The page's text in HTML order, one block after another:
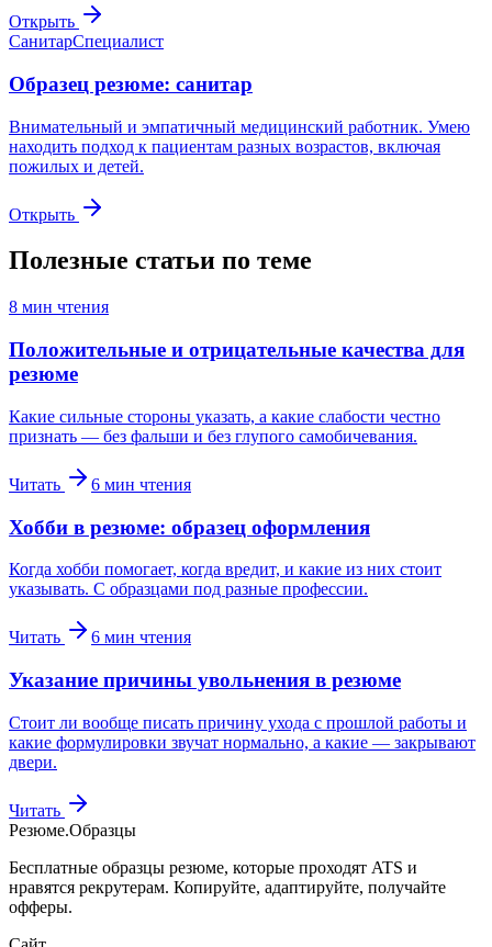
Открыть
СанитарСпециалист
Образец резюме: санитар
Внимательный и эмпатичный медицинский работник. Умею
находить подход к пациентам разных возрастов, включая
пожилых и детей.
Открыть
Полезные статьи по теме
8 мин чтения
Положительные и отрицательные качества для
резюме
Какие сильные стороны указать, а какие слабости честно
признать — без фальши и без глупого самобичевания.
Читать 6 мин чтения
Хобби в резюме: образец оформления
Когда хобби помогает, когда вредит, и какие из них стоит
указывать. С образцами под разные профессии.
Читать 6 мин чтения
Указание причины увольнения в резюме
Стоит ли вообще писать причину ухода с прошлой работы и
какие формулировки звучат нормально, а какие — закрывают
двери.
Читать
Резюме.Образцы
Бесплатные образцы резюме, которые проходят ATS и
нравятся рекрутерам. Копируйте, адаптируйте, получайте
офферы.